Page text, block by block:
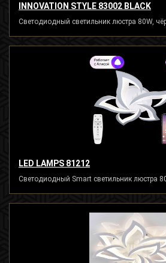
INNOVATION STYLE 83002 BLACK
Светодиодный светильник люстра 80W,
LED LAMPS 81212
Светодиодный Smart светильник люстра